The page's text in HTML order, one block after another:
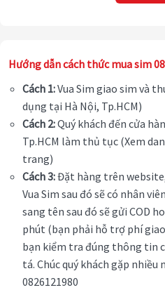
Hướng dẫn cách thức mua sim
Cách 1:Vua Sim giao sim và
dụng tại Hà Nội, Tp.HCM)
Cách 2:Quý khách đến cửa
Tp.HCM làm thủ tục (Xem
trang)
Cách 3:Đặt hàng trên
Vua Sim sau đó sẽ có nhân
sang tên sau đó sẽ gửi COD
phút (bạn phải hỗ trợ phí
bạn kiểm tra đúng thông tin
tá. Chúc quý khách gặp
0826121980